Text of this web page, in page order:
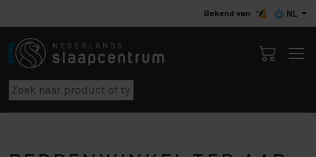
Bekend van NL